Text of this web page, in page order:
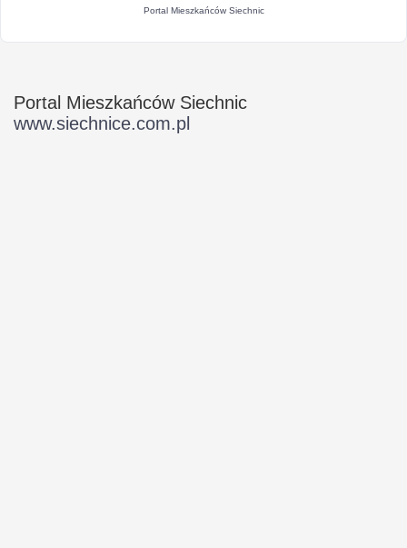
Portal Mieszkańców Siechnic
Portal Mieszkańców Siechnic
www.siechnice.com.pl